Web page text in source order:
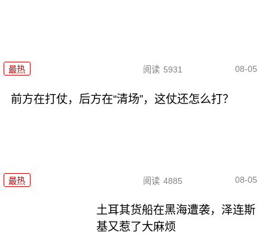
最热 阅读 5931 08-05
前方在打仗，后方在“清场”，这仗还怎么打？
最热 阅读 4885 08-05
土耳其货船在黑海遭袭，泽连斯
基又惹了大麻烦